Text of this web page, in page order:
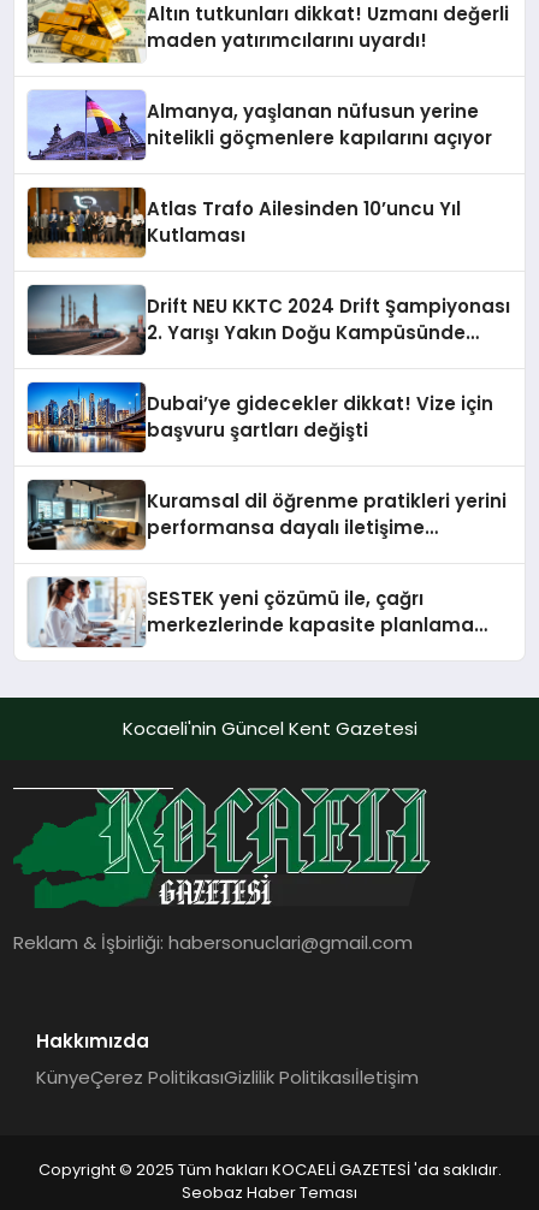
Altın tutkunları dikkat! Uzmanı değerli
maden yatırımcılarını uyardı!
Almanya, yaşlanan nüfusun yerine
nitelikli göçmenlere kapılarını açıyor
Atlas Trafo Ailesinden 10’uncu Yıl
Kutlaması
Drift NEU KKTC 2024 Drift Şampiyonası
2. Yarışı Yakın Doğu Kampüsünde
Dubai’ye gidecekler dikkat! Vize için
başvuru şartları değişti
Kuramsal dil öğrenme pratikleri yerini
performansa dayalı iletişime
SESTEK yeni çözümü ile, çağrı
merkezlerinde kapasite planlama
Kocaeli'nin Güncel Kent Gazetesi
Reklam & İşbirliği:habersonuclari@gmail.com
Hakkımızda
KünyeÇerez PolitikasıGizlilik Politikasıİletişim
Copyright © 2025 Tüm hakları KOCAELİ GAZETESİ 'da saklıdır.
Seobaz Haber Teması